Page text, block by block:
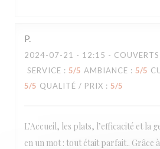
P
2024-07-21 - 12:15 -
SERVICE : 5/5 AMBIANCE : 5/5
5/5 QUALITÉ / PRIX : 5/5
L’Accueil, les plats, l’efficacité et la
en un mot : tout était parfait.. Grâce